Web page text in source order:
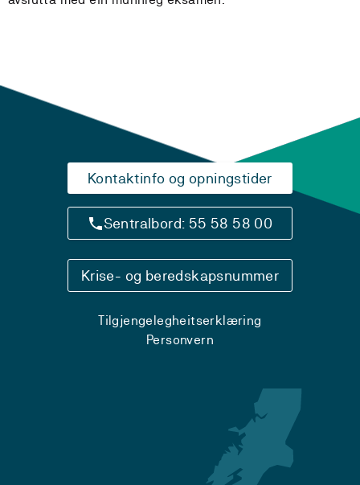
Kontaktinfo og opningstider
Sentralbord: 55 58 58 00
Krise- og beredskapsnummer
Tilgjengelegheitserklæring
Personvern